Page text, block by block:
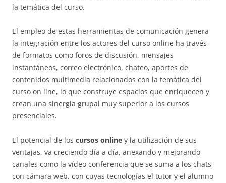
la temática del curso.
El empleo de estas herramientas de comunicación genera
la integración entre los actores del curso online ha través
de formatos como foros de discusión, mensajes
instantáneos, correo electrónico, chateo, aportes de
contenidos multimedia relacionados con la temática del
curso on line, lo que construye espacios que enriquecen y
crean una sinergia grupal muy superior a los cursos
presenciales.
El potencial de los cursos online y la utilización de sus
ventajas, va creciendo día a día, anexando y mejorando
canales como la vídeo conferencia que se suma a los chats
con cámara web, con cuyas tecnologías el tutor y el alumno